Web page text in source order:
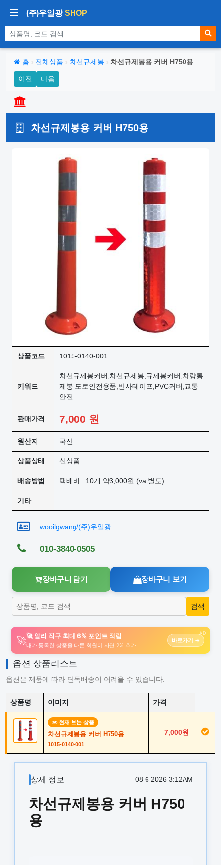
(주)우일광SHOP
상품 검색
홈 › 전체상품 › 차선규제봉 › 차선규제봉용 커버 H750용
이전 다음
차선규제봉용 커버 H750용
상품코드 1015-0140-001
키워드
차선규제봉커버,차선규제봉,규제봉커버,차량통
제봉,도로안전용품,반사테이프,PVC커버,교통
안전
판매가격 7,000 원
원산지 국산
상품상태 신상품
배송방법 택배비 : 10개 약3,000원 (vat별도)
기타
wooilgwang/(주)우일광
010-3840-0505
장바구니 담기 장바구니 보기
AD
🚀🚀 알리 직구 최대 6% 포인트 적립
내가 등록한 상품을 다른 회원이 사면 2% 추가
바로가기 →
옵션 상품리스트
옵션은 제품에 따라 단독배송이 어려울 수 있습니다.
상품명 이미지 가격
현재 보는 상품
차선규제봉용 커버 H750용
1015-0140-001
7,000원
상세 정보 08 6 2026 3:12AM
차선규제봉용 커버 H750
용